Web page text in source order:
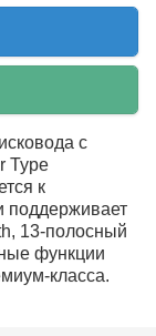
с
Type
к
поддерживает
13-полосный
функции
класса.